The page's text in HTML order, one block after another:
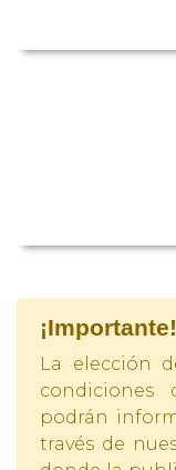
¡Importante!
La elección
condiciones
podrán
través de